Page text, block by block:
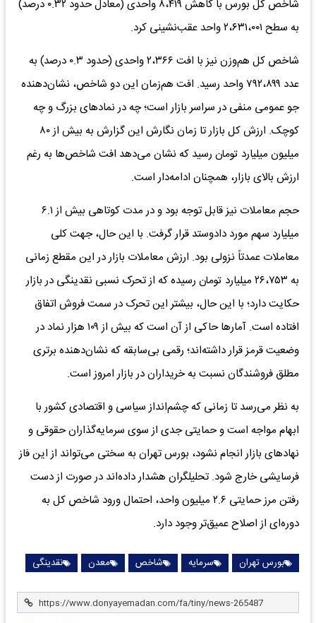
شاخص کل بورس با کاهش ۸،۴۱۹ واحدی (معادل حدود ۰.۳۲ درصد)
به سطح ۲،۶۳۱،۰۰۱ واحد عقب‌نشینی کرد.
شاخص کل هم‌وزن نیز با افت ۲،۳۶۶ واحدی (حدود ۰.۳ درصد) به
عدد ۷۹۲،۸۹۹ واحد رسید. افت هم‌زمان این دو شاخص، نشان‌دهنده
جو عمومی منفی در سراسر بازار است؛ چه در نماد‌های بزرگ و چه
کوچک. ارزش کل بازار تا زمان نگارش این گزارش به بیش از ۸۰
میلیون میلیارد تومان رسید که نشان می‌دهد افت شاخص‌ها به رغم
ارزش بالای بازار، همچنان ادامه‌دار است.
حجم معاملات نیز قابل توجه بود و در مدت کوتاهی بیش از ۶.۱
میلیارد سهم مورد دادوستد قرار گرفت. با این حال، جهت کلی
معاملات عمدتاً نزولی بود. ارزش معاملات بازار در این مقطع زمانی
به ۲۶،۷۵۳ میلیارد تومان رسیده که از تحرک نسبی نقدینگی در بازار
حکایت دارد؛ با این حال، بیشتر این تحرک در سمت فروش اتفاق
افتاده است. آمار‌ها حاکی از آن است که بیش از ۱۰۹ هزار نماد در
وضعیت قرمز قرار داشته‌اند؛ رقمی بی‌سابقه که نشان‌دهنده برتری
مطلق فروشندگان نسبت به خریداران در بازار امروز است.
به نظر می‌رسد تا زمانی که چشم‌انداز سیاسی و اقتصادی کشور با
ابهام مواجه است و حمایتی جدی از سوی سرمایه‌گذاران حقوقی و
نهاد‌های بازار انجام نشود، بورس تهران به سختی می‌تواند از این فاز
فرسایشی خارج شود. تحلیلگران هشدار داده‌اند در صورت از دست
رفتن مرز حمایتی ۲.۶ میلیون واحد، احتمال ورود شاخص کل به
دوره‌ای از اصلاح عمیق‌تر وجود دارد.
بورس تهران سرمایه شاخص معدن نقدینگی